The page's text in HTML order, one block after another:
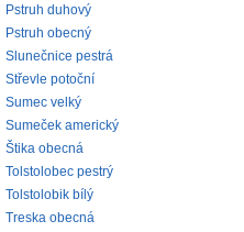
Pstruh duhový
Pstruh obecný
Slunečnice pestrá
Střevle potoční
Sumec velký
Sumeček americký
Štika obecná
Tolstolobec pestrý
Tolstolobik bílý
Treska obecná